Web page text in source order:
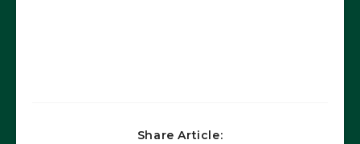
Share Article: